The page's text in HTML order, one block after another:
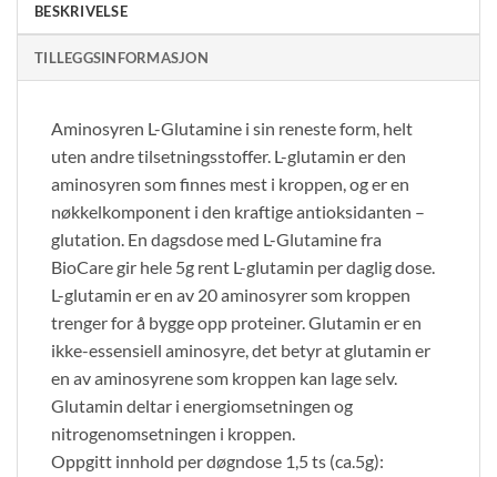
BESKRIVELSE
TILLEGGSINFORMASJON
Aminosyren L-Glutamine i sin reneste form, helt
uten andre tilsetningsstoffer. L-glutamin er den
aminosyren som finnes mest i kroppen, og er en
nøkkelkomponent i den kraftige antioksidanten –
glutation. En dagsdose med L-Glutamine fra
BioCare gir hele 5g rent L-glutamin per daglig dose.
L-glutamin er en av 20 aminosyrer som kroppen
trenger for å bygge opp proteiner. Glutamin er en
ikke-essensiell aminosyre, det betyr at glutamin er
en av aminosyrene som kroppen kan lage selv.
Glutamin deltar i energiomsetningen og
nitrogenomsetningen i kroppen.
Oppgitt innhold per døgndose 1,5 ts (ca.5g):